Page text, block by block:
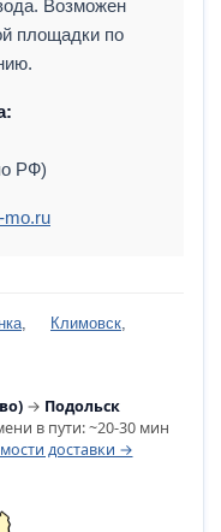
Возможен
площадки по
РФ)
mo.ru
, Климовск,
→ Подольск
в пути: ~20-30 мин
доставки →